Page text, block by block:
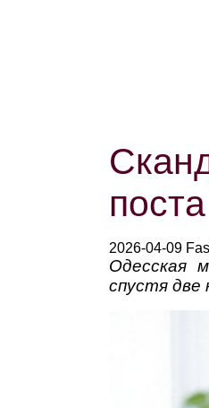
2026-04-09
Одесская
спустя две